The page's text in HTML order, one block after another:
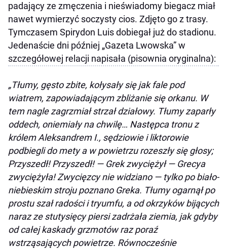
padający ze zmęczenia i nieświadomy biegacz miał
nawet wymierzyć soczysty cios. Zdjęto go z trasy.
Tymczasem Spirydon Luis dobiegał już do stadionu.
Jedenaście dni później „Gazeta Lwowska” w
szczegółowej relacji napisała (pisownia oryginalna):
„Tłumy, gęsto zbite, kołysały się jak fale pod
wiatrem, zapowiadającym zbliżanie się orkanu. W
tem nagle zagrzmiał strzał działowy. Tłumy zaparły
oddech, oniemiały na chwilę… Następca tronu z
królem Aleksandrem I., sędziowie i liktorowie
podbiegli do mety a w powietrzu rozeszły się głosy;
Przyszedł! Przyszedł! — Grek zwyciężył — Grecya
zwyciężyła! Zwycięzcy nie widziano — tylko po biało-
niebieskim stroju poznano Greka. Tłumy ogarnął po
prostu szał radości i tryumfu, a od okrzyków bijących
naraz ze stutysięcy piersi zadrżała ziemia, jak gdyby
od całej kaskady grzmotów raz poraź
wstrząsających powietrze. Równocześnie